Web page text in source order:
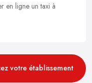
en ligne un taxi à
votre établissement